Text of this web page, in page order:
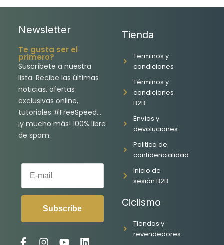
Newsletter
Te gusta ser el
primero?
Suscríbete a nuestra
lista. Recibe las últimas
noticias, ofertas
exclusivas online,
tutoriales #FreeSpeed…
¡y mucho más! 100% libre
de spam.
E-mail
Subscribe
F I Y L
Tienda
Terminos y
condiciones
Términos y
condiciones
B2B
Envíos y
devoluciones
Politica de
confidencialidad
Inicio de
sesión B2B
Ciclismo
Tiendas y
revendedores